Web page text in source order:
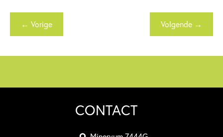
← Vorige Volgende →
CONTACT